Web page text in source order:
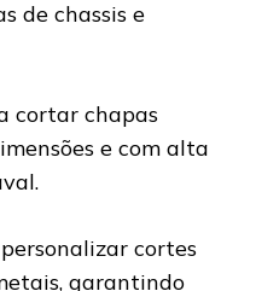
de chassis e
cortar chapas
e com alta
cortes
garantindo